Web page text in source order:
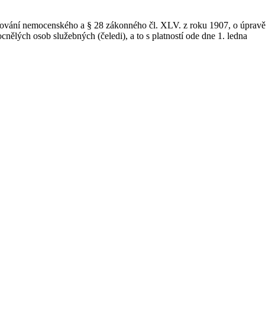
nemocenského a § 28 zákonného čl. XLV. z roku 1907, o úpravě
osob služebných (čeledi), a to s platností ode dne 1. ledna